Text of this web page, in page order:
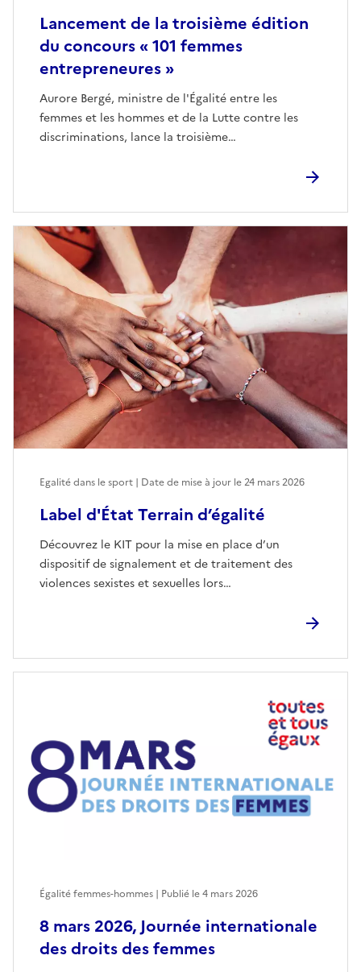
Lancement de la troisième édition
du concours « 101 femmes
entrepreneures »
Aurore Bergé, ministre de l'Égalité entre les
femmes et les hommes et de la Lutte contre les
discriminations, lance la troisième…
Label d'État Terrain d’égalité
Découvrez le KIT pour la mise en place d’un
dispositif de signalement et de traitement des
violences sexistes et sexuelles lors…
Egalité dans le sport | Date de mise à jour le24 mars 2026
8 mars 2026, Journée internationale
des droits des femmes
Égalité femmes-hommes | Publié le4 mars 2026